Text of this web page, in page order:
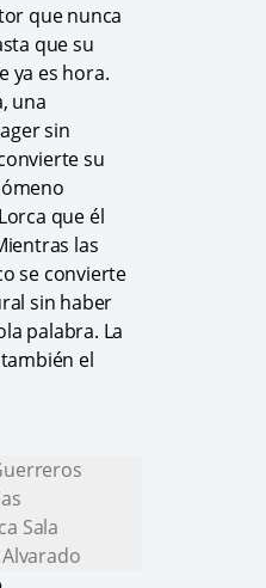
que nunca
que su
ya es hora.
una
sin
su
que él
las
se convierte
sin haber
palabra. La
el
Sala